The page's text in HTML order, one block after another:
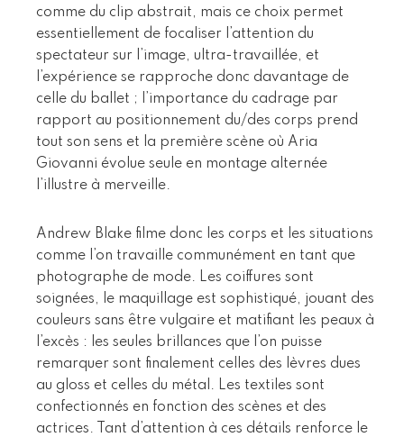
comme du clip abstrait, mais ce choix permet
essentiellement de focaliser l’attention du
spectateur sur l’image, ultra-travaillée, et
l’expérience se rapproche donc davantage de
celle du ballet ; l’importance du cadrage par
rapport au positionnement du/des corps prend
tout son sens et la première scène où Aria
Giovanni évolue seule en montage alternée
l’illustre à merveille.
Andrew Blake filme donc les corps et les situations
comme l’on travaille communément en tant que
photographe de mode. Les coiffures sont
soignées, le maquillage est sophistiqué, jouant des
couleurs sans être vulgaire et matifiant les peaux à
l’excès : les seules brillances que l’on puisse
remarquer sont finalement celles des lèvres dues
au gloss et celles du métal. Les textiles sont
confectionnés en fonction des scènes et des
actrices. Tant d’attention à ces détails renforce le